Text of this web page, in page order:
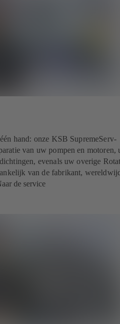
hand: onze KSB SupremeServ-
van uw pompen en motoren,
evenals uw overige
van de fabrikant,
de service